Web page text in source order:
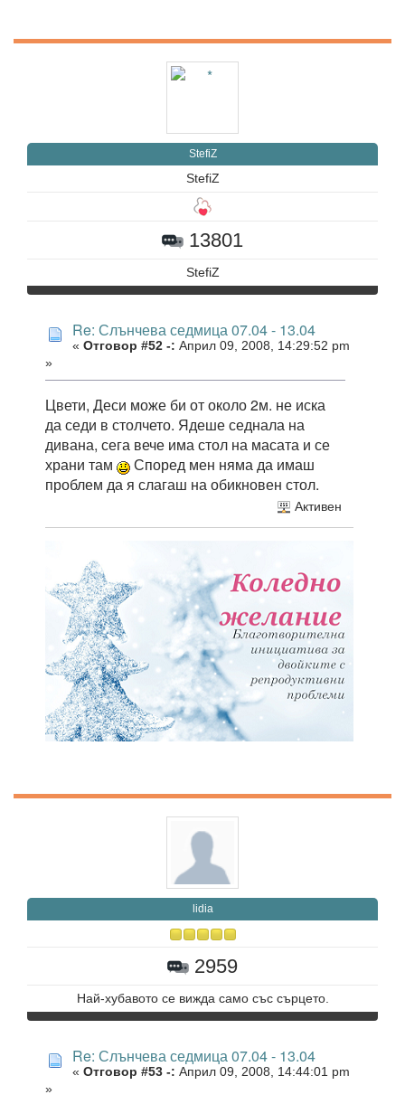
StefiZ
StefiZ
13801
StefiZ
Re: Слънчева седмица 07.04 - 13.04
« Отговор #52 -: Април 09, 2008, 14:29:52 pm
»
Цвети, Деси може би от около 2м. не иска
да седи в столчето. Ядеше седнала на
дивана, сега вече има стол на масата и се
храни там
Според мен няма да имаш
проблем да я слагаш на обикновен стол.
Активен
lidia
2959
Най-хубавото се вижда само със сърцето.
Re: Слънчева седмица 07.04 - 13.04
« Отговор #53 -: Април 09, 2008, 14:44:01 pm
»